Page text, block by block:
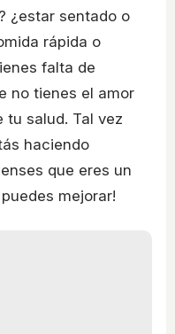
¿estar sentado o
rápida o
falta de
no tienes el amor
tu salud. Tal vez
haciendo
que eres un
mejorar!